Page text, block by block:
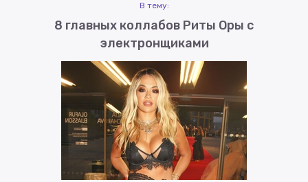
В тему:
8 главных коллабов Риты Оры с
электронщиками